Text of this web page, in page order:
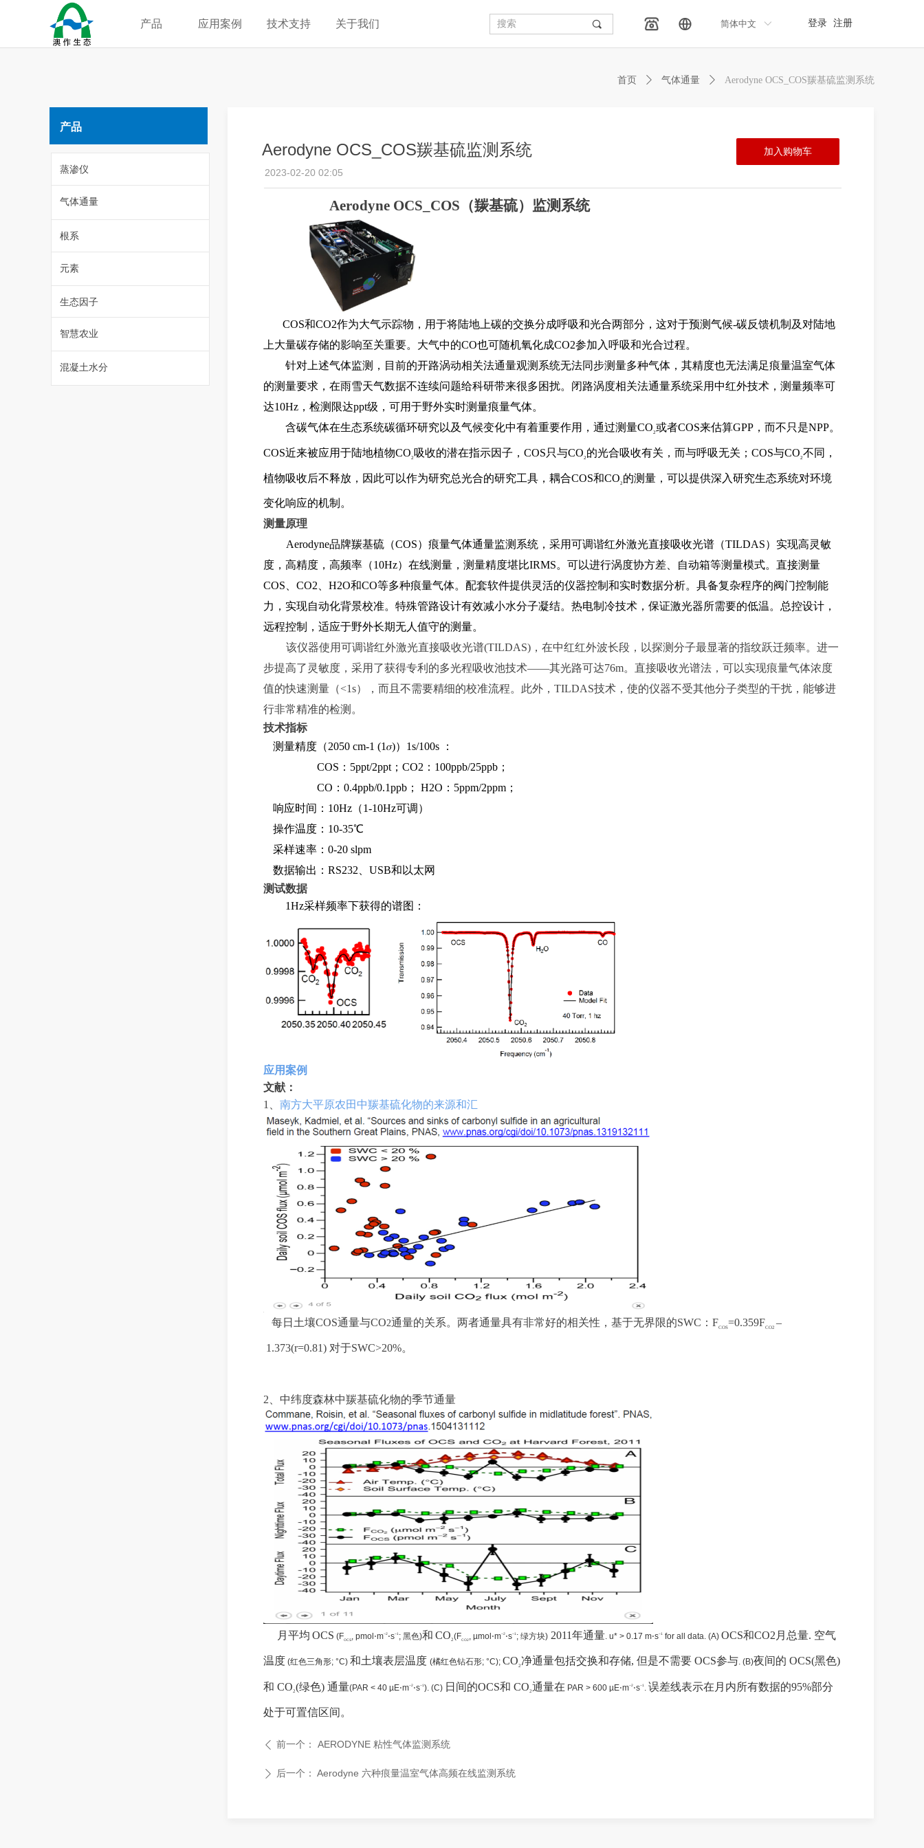
ꀅ
简体中文 登录 注册
产品 应用案例 技术支持 关于我们 끠
产品
Aerodyne OCS_COS羰基硫监测系统
Aerodyne OCS _COS （羰基硫） 监测系统
COS和CO2作为大气示踪物，用于将陆地上碳的交换分成呼吸和光合两部分，这对于预测气候-碳反馈机制及对陆地
上大量碳存储的影响至关重要。大气中的CO也可随机氧化成CO2参加入呼吸和光合过程。
针对上述气体监测，目前的开路涡动相关法通量观测系统无法同步测量多种气体，其精度也无法满足痕量温室气体
的测量要求，在雨雪天气数据不连续问题给科研带来很多困扰。闭路涡度相关法通量系统采用中红外技术，测量频率可
达10Hz ，检测限达ppt级，可用于野外实时测量痕量气体。
含碳气体在生态系统碳循环研究以及气候变化中有着重要作用，通过测量CO2或者COS来估算GPP ，而不只 是NPP。
COS近来被应用于陆地植物CO2 吸收的潜在指示因子 ， COS只与CO2 的光合吸收有关，而与呼吸无关 ； COS与CO2不同，
植物吸收后不释放，因此可以作为研究总光合的研究工具，耦合COS和CO2 的测量，可以提供深入研究生态系统对环境
变化响应的机制。
测量原理
Aerodyne品牌羰基硫（COS）痕量气体通量监测系统，采用可调谐红外激光直接吸收光谱（TILDAS）实现高灵敏
度，高精度，高频率 （10Hz）在线测量，测量精度堪比IRMS。可以进行涡度协方差、自动箱等测量模式。直接测量
COS CO2 H2O和CO等多种痕量气体。配套软件提供灵活的仪器控制和实时数据分析。具备复杂程序的阀门控制能
力，实现自动化背景校准。特殊管路设计有效减小水分子凝结。热电制冷技术，保证激光器所需要的低温。总控设计，
远程控制，适应于野外长期无人值守的测量。
该仪器使用可调谐红外激光直接吸收光谱(TILDAS)，在中红红外波长段，以探测分子最显著的指纹跃迁频率。进一
步提高了灵敏度，采用了获得专利的多光程吸收池技术——其光路可达76m。直接吸收光谱法，可以实现痕量气体浓度
值的快速测量 （<1s），而且不需要精细的校准流程。此外 ， TILDAS技术，使的仪器不受其他分子类型的干扰，能够进
行非常精准的检测。
技术指标
测量精度 （2050 cm-1 (1𝜎)） 1s/100s
：
COS ： 5ppt/2ppt ； CO2 ： 100ppb/25ppb ；
CO ： 0.4ppb/0.1ppb ； H2O ： 5ppm/2ppm ；
响应时间 ： 10Hz （1-10Hz可调 ）
操作温度 ： 10-35℃
采样速率 ： 0-20 slpm
数据输出 ： RS232 USB和以太网
测试数据
1Hz采样频率下获得的谱图 ：
应用案例
文献 ：
1
南方大平原农田 中羰基硫化物的来源和汇
每日土壤COS通量与CO2通量的关系。 两者通量具有非常好的相关性 ，基于无界限的SWC ： FCOS=0.359FCO2 –
1.373(r=0.81) 对于SWC>20%。
2 中纬度森林中羰基硫化物的季节通量
月平均 OCS (FOCS, pmol⋅m−2⋅s−1 ; 黑色)和 CO2(FCO2, µmol⋅m−2⋅s−1 ; 绿方块) 2011年通量. u* > 0.17 m⋅s−1 for all data. (A) OCS和CO2 月总量. 空气
温度 (红色三角形; °C) 和土壤表层温度 (橘红色钻石形; °C); CO2净通量包括交换和存储, 但是不需要 OCS参与 (B)夜间的 OCS(黑色)
和 CO2(绿色) 通量(PAR < 40 µE⋅m−2⋅s−1). (C) 日间的OCS和 CO2通量在 PAR > 600 µE⋅m−2⋅s−1. 误差线表示在 月内所有数据的95%部分
处于可置信区间 。
2023-02-20 02:05
ꄴ 前一个： AERODYNE 粘性气体监测系统
ꄲ 后一个： Aerodyne 六种痕量温室气体高频在线监测系统
加入购物车
首页 ꄲ 气体通量 ꄲ Aerodyne OCS_COS羰基硫监测系统
蒸渗仪
气体通量
根系
元素
生态因子
智慧农业
混凝土水分